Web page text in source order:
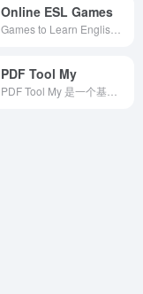
Online ESL Games
PDF Tool My